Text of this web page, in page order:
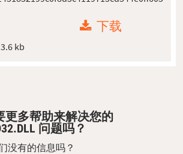
下载
kb
更多帮助来解决您的
问题吗？
没有的信息吗？